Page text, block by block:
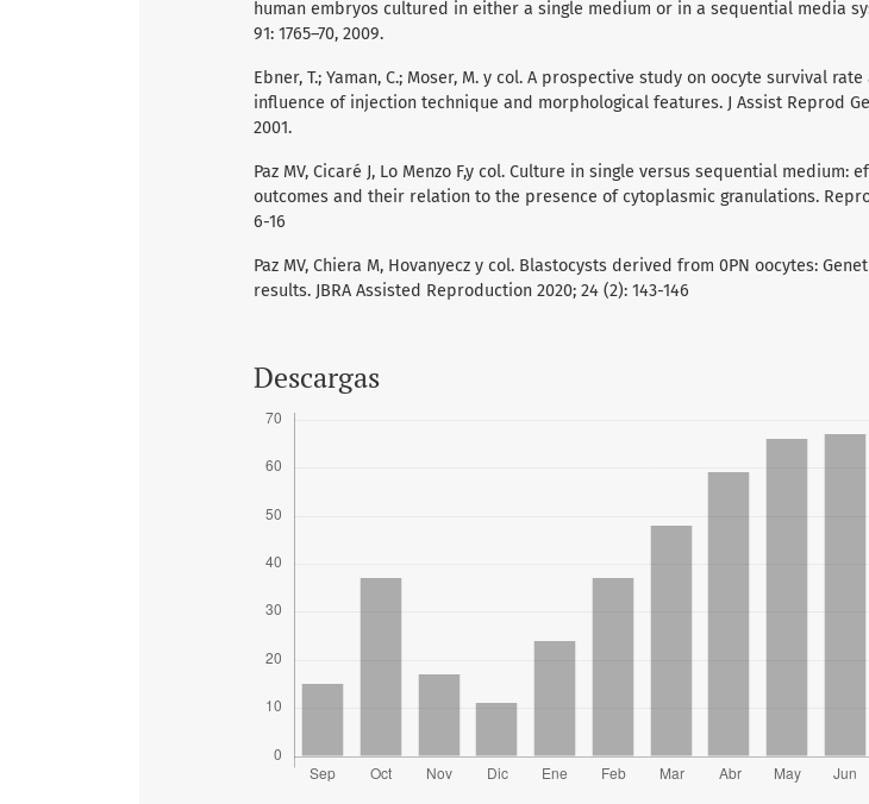
human embryos cultured in either a single medium or in a sequential media
91: 1765–70, 2009.
Ebner, T.; Yaman, C.; Moser, M. y col. A prospective study on oocyte survival rate
influence of injection technique and morphological features. J Assist Reprod
2001.
Paz MV, Cicaré J, Lo Menzo F,y col. Culture in single versus sequential medium:
outcomes and their relation to the presence of cytoplasmic granulations.
6-16
Paz MV, Chiera M, Hovanyecz y col. Blastocysts derived from 0PN oocytes:
results. JBRA Assisted Reproduction 2020; 24 (2): 143-146
Descargas